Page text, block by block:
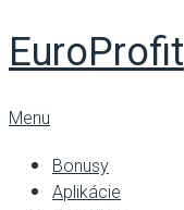
EuroProfit
Menu
Bonusy
Aplikácie